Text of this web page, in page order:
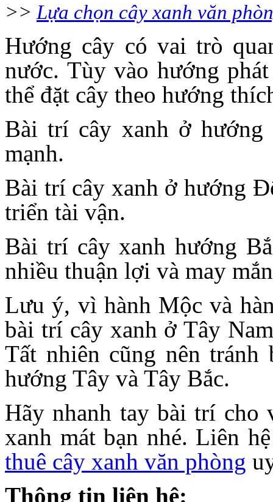
>> Lựa chọn cây xanh văn
Hướng cây có vai trò
nước. Tùy vào hướng
thể đặt cây theo hướng
Bài trí cây xanh ở
mạnh.
Bài trí cây xanh ở hướng
triển tài vận.
Bài trí cây xanh hướng
nhiều thuận lợi và may
Lưu ý, vì hành Mộc và
bài trí cây xanh ở Tây
Tất nhiên cũng nên
hướng Tây và Tây Bắc.
Hãy nhanh tay bài trí cho
xanh mát bạn nhé. Liên
thuê cây xanh văn phòng
Thông tin liên hệ: